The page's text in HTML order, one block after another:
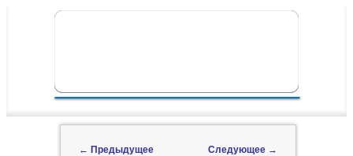
ГЛАВНОЕ МЕНЮ
← Предыдущее Следующее →